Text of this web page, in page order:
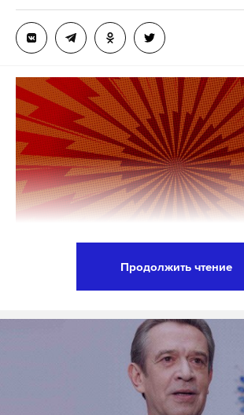
русской кухни Павла Сюткина по
отношении Российской армии. Об
в пресс-службе столичного Главного
следственного управления
Продолжить чтение